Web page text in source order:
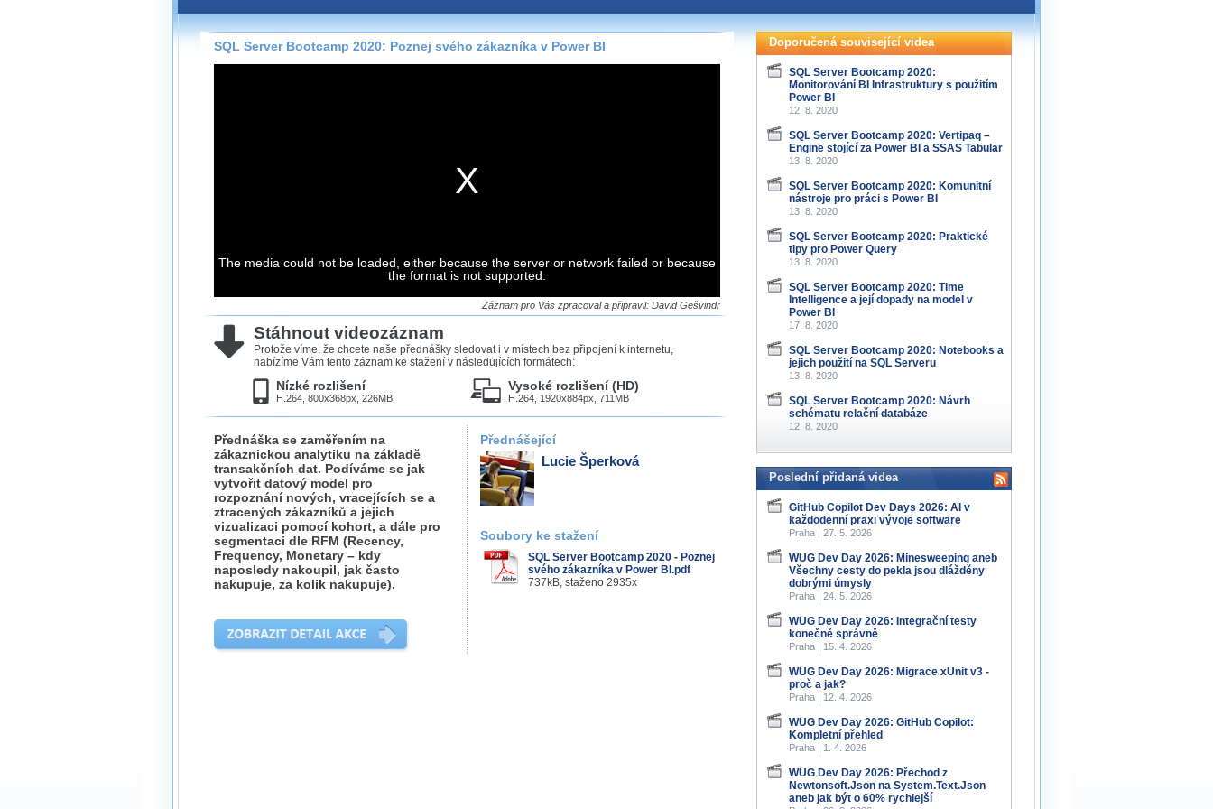
Záznamy na našem webu můžete pohodlně sledovat
přímo na stránce s využitím našehoHTML 5nebo
Silverlightpřehrávače.
neumožňuje, proto umožňujeme stahování vybraných
Velmi staré záznamy máme historicky uložené
ve formátu, který není vhodný pro stahování,
proto je ke stažení nenabízíme.
SQL Server Bootcamp 2020: Poznej svého zákazníka v Power BI
The media could not be loaded, either because the server or network failed or because
the format is not supported.
Záznam pro Vás zpracoval a připravil: David Gešvindr
Stáhnout videozáznam
Protože víme, že chcete naše přednášky sledovat i v místech bez připojení k internetu,
nabízíme Vám tento záznam ke stažení v následujících formátech:
Nízké rozlišení
H.264, 800x368px, 226MB
Vysoké rozlišení (HD)
H.264, 1920x884px, 711MB
Přednáška se zaměřením na
zákaznickou analytiku na základě
transakčních dat. Podíváme se jak
vytvořit datový model pro
rozpoznání nových, vracejících se a
ztracených zákazníků a jejich
vizualizaci pomocí kohort, a dále pro
segmentaci dle RFM (Recency,
Frequency, Monetary – kdy
naposledy nakoupil, jak často
nakupuje, za kolik nakupuje).
Přednášející
Lucie Šperková
Soubory ke stažení
SQL Server Bootcamp 2020 - Poznej
svého zákazníka v Power BI.pdf
737kB, staženo 2935x
Doporučená související videa
SQL Server Bootcamp 2020:
Monitorování BI Infrastruktury s použitím
Power BI
12. 8. 2020
SQL Server Bootcamp 2020: Vertipaq –
Engine stojící za Power BI a SSAS Tabular
13. 8. 2020
SQL Server Bootcamp 2020: Komunitní
nástroje pro práci s Power BI
13. 8. 2020
SQL Server Bootcamp 2020: Praktické
tipy pro Power Query
13. 8. 2020
SQL Server Bootcamp 2020: Time
Intelligence a její dopady na model v
Power BI
17. 8. 2020
SQL Server Bootcamp 2020: Notebooks a
jejich použití na SQL Serveru
13. 8. 2020
SQL Server Bootcamp 2020: Návrh
schématu relační databáze
12. 8. 2020
Poslední přidaná videa
GitHub Copilot Dev Days 2026: AI v
každodenní praxi vývoje software
Praha | 27. 5. 2026
WUG Dev Day 2026: Minesweeping aneb
Všechny cesty do pekla jsou dlážděny
dobrými úmysly
Praha | 24. 5. 2026
WUG Dev Day 2026: Integrační testy
konečně správně
Praha | 15. 4. 2026
WUG Dev Day 2026: Migrace xUnit v3 -
proč a jak?
Praha | 12. 4. 2026
WUG Dev Day 2026: GitHub Copilot:
Kompletní přehled
Praha | 1. 4. 2026
WUG Dev Day 2026: Přechod z
Newtonsoft.Json na System.Text.Json
aneb jak být o 60% rychlejší